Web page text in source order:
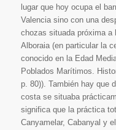
lugar que hoy ocupa el
Valencia sino con una
chozas situada próxima a
Alboraia (en particular la
conocido en la Edad
Poblados Marítimos.
p. 80)). También hay que
costa se situaba
significa que la práctica
Canyamelar, Cabanyal y